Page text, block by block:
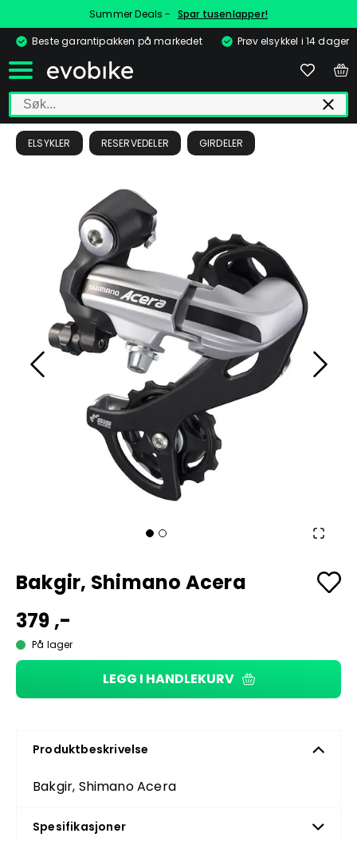
Summer Deals - Spar tusenlapper!
Beste garantipakken på markedet
Prøv elsykkel i 14 dager
ELSYKLER RESERVEDELER GIRDELER
Bakgir, Shimano Acera
379 ,-
På lager
LEGG I HANDLEKURV
Produktbeskrivelse
Bakgir, Shimano Acera
Spesifikasjoner